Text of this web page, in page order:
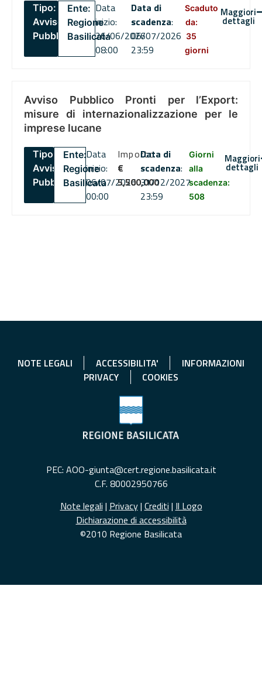
Tipo:
Avviso
Pubblico
Ente:
Regione
Basilicata
Data
inizio:
26/06/2026
08:00
Data di
scadenza:
06/07/2026
23:59
Scaduto
da:
35
giorni
Maggiori
dettagli
Avviso Pubblico Pronti per l’Export:
misure di internazionalizzazione per le
imprese lucane
Tipo:
Avviso
Pubblico
Ente:
Regione
Basilicata
Data
inizio:
06/07/2026
00:00
Importo
€
5,500,000
Data di
scadenza:
31/12/2027
23:59
Giorni
alla
scadenza:
508
Maggiori
dettagli
NOTE LEGALI ACCESSIBILITA'
INFORMAZIONI
PRIVACY
COOKIES
PEC: AOO-giunta@cert.regione.basilicata.it
C.F. 80002950766
Note legali | Privacy| Crediti | Il Logo
Dichiarazione di accessibilità
©2010 Regione Basilicata